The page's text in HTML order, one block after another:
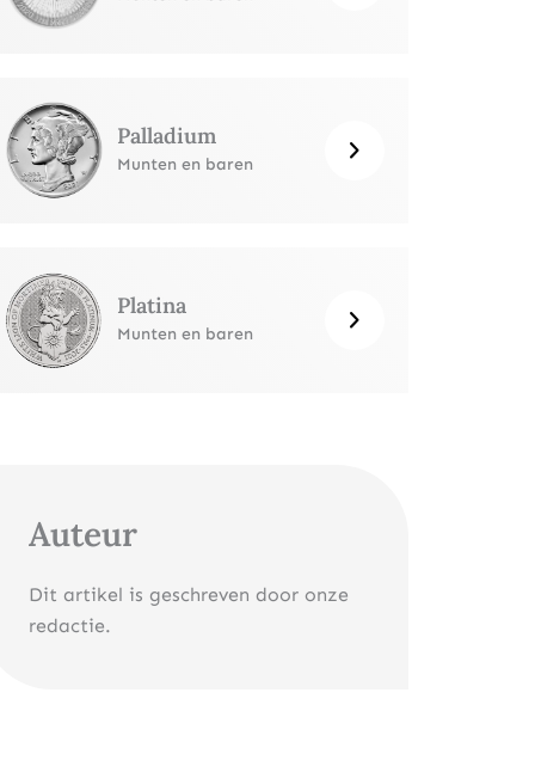
Palladium
Munten en baren
Platina
Munten en baren
Auteur
Dit artikel is geschreven door onze
redactie.